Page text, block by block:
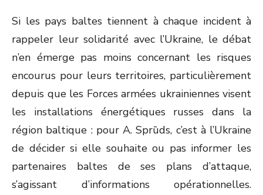
Si les pays baltes tiennent à chaque incident à
rappeler leur solidarité avec l’Ukraine, le débat
n’en émerge pas moins concernant les risques
encourus pour leurs territoires, particulièrement
depuis que les Forces armées ukrainiennes visent
les installations énergétiques russes dans la
région baltique : pour A. Sprūds, c’est à l’Ukraine
de décider si elle souhaite ou pas informer les
partenaires baltes de ses plans d’attaque,
s’agissant d’informations opérationnelles.